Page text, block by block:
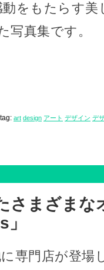
をもたらす美
写真集です。
tag: art design アート デザイン デ
さまざまな
専門店が登場